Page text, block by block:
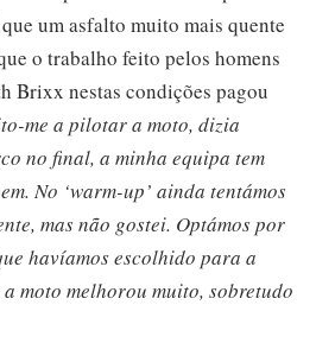
um asfalto muito mais quente
o trabalho feito pelos homens
Brixx nestas condições pagou
me a pilotar a moto, dizia
no final, a minha equipa tem
No ‘warm-up’ ainda tentámos
mas não gostei. Optámos por
havíamos escolhido para a
a moto melhorou muito, sobretudo